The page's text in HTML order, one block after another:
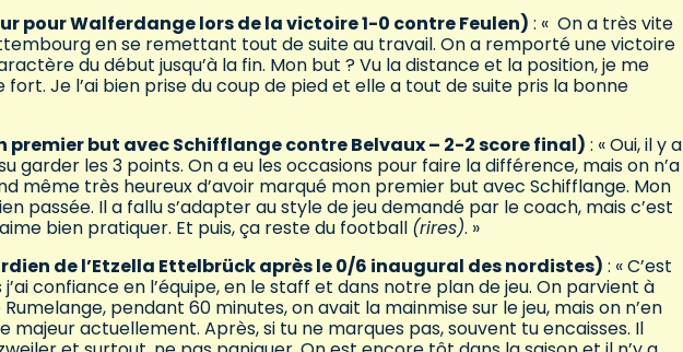
pour Walferdange lors de la victoire 1-0 contre Feulen) : « On a très vite
en se remettant tout de suite au travail. On a remporté une victoire
du début jusqu’à la fin. Mon but ? Vu la distance et la position, je me
fort. Je l’ai bien prise du coup de pied et elle a tout de suite pris la bonne
premier but avec Schifflange contre Belvaux – 2-2 score final) : « Oui, il y a
garder les 3 points. On a eu les occasions pour faire la différence, mais on n’a
même très heureux d’avoir marqué mon premier but avec Schifflange. Mon
passée. Il a fallu s’adapter au style de jeu demandé par le coach, mais c’est
bien pratiquer. Et puis, ça reste du football (rires). »
de l’Etzella Ettelbrück après le 0/6 inaugural des nordistes) : « C’est
confiance en l’équipe, en le staff et dans notre plan de jeu. On parvient à
pendant 60 minutes, on avait la mainmise sur le jeu, mais on n’en
majeur actuellement. Après, si tu ne marques pas, souvent tu encaisses. Il